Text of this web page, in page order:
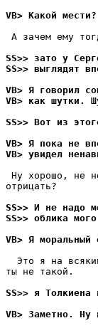
VB> Какой
А зачем ему
SS>> зато у
SS>> выглядят
VB> Я говорил
VB> как шутки.
SS>> Вот из
VB> Я пока не
VB> увидел
Ну хорошо, не
отpицать?
SS>> И не надо
SS>> облика
VB> Я
Это я на
ты не такой.
SS>> я
VB> Заметно. Ну